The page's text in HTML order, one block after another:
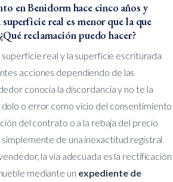
en Benidorm hace cinco años y
real es menor que la que
reclamación puedo hacer?
real y la superficie escriturada
acciones dependiendo de las
conocía la discordancia y no te la
o error como vicio del consentimiento
del contrato o a la rebaja del precio
de una inexactitud registral
la vía adecuada es la rectificación
mediante un expediente de